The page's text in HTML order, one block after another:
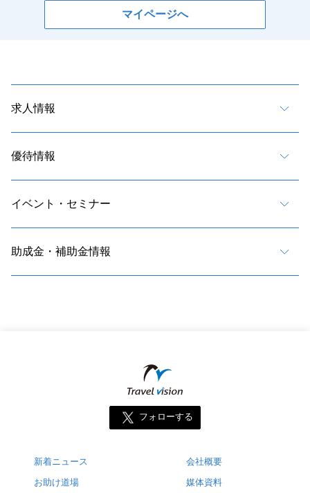
マイページへ
求人情報
優待情報
イベント・セミナー
助成金・補助金情報
フォローする
新着ニュース
お助け道場
会社概要
媒体資料